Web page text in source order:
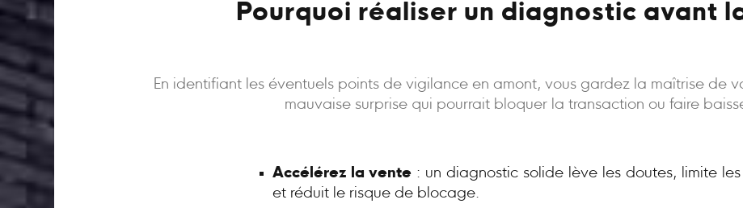
Pourquoi réaliser un diagnostic avant
En identifiant les éventuels points de vigilance en amont, vous gardez la maîtrise de
mauvaise surprise qui pourrait bloquer la transaction ou faire
Accélérez la vente : un diagnostic solide lève les doutes, limite
et réduit le risque de blocage.